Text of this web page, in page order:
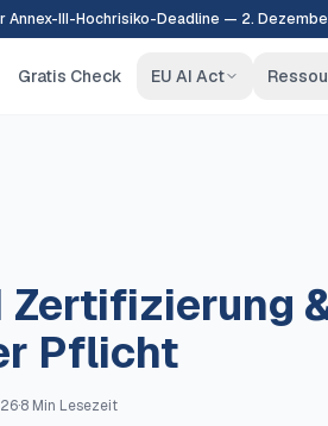
Annex-III-Hochrisiko-Deadline — 2.
Gratis Check EU AI Act
Zertifizierung
Pflicht
·8 Min Lesezeit